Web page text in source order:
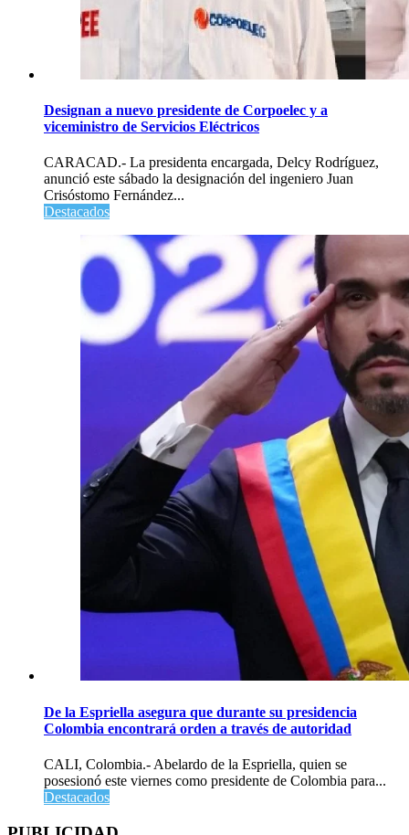
Designan a nuevo presidente de Corpoelec y a
viceministro de Servicios Eléctricos
CARACAD.- La presidenta encargada, Delcy Rodríguez,
anunció este sábado la designación del ingeniero Juan
Crisóstomo Fernández...
Destacados
De la Espriella asegura que durante su presidencia
Colombia encontrará orden a través de autoridad
CALI, Colombia.- Abelardo de la Espriella, quien se
posesionó este viernes como presidente de Colombia para...
Destacados